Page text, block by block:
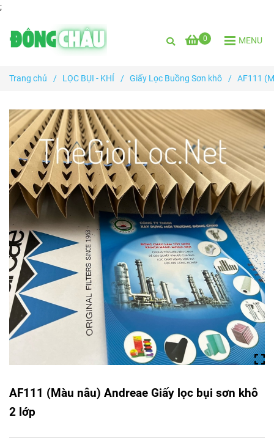
;
0 MENU
Trang chủ / LỌC BỤI - KHÍ / Giấy Lọc Buồng Sơn khô / AF111
AF111 (Màu nâu) Andreae Giấy lọc bụi sơn khô
2 lớp